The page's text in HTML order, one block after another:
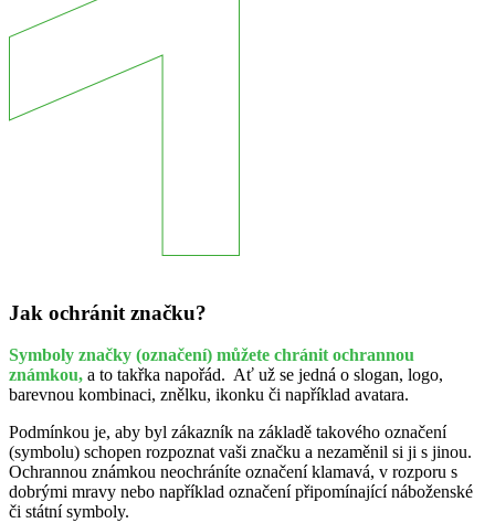
Jak ochránit značku?
Symboly značky (označení) můžete chránit ochrannou
známkou, a to takřka napořád. Ať už se jedná o slogan, logo,
barevnou kombinaci, znělku, ikonku či například avatara.
Podmínkou je, aby byl zákazník na základě takového označení
(symbolu) schopen rozpoznat vaši značku a nezaměnil si ji s jinou.
Ochrannou známkou neochráníte označení klamavá, v rozporu s
dobrými mravy nebo například označení připomínající náboženské
či státní symboly.